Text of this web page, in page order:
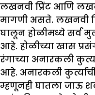
लखनवी प्रिंट आणि
मागणी असते. लखनवी
घालून होळीमध्ये सर्व
आहे. होळीच्या खास
रंगाच्या अनारकली
आहे. अनारकली
म्हणूनही घातला जाऊ